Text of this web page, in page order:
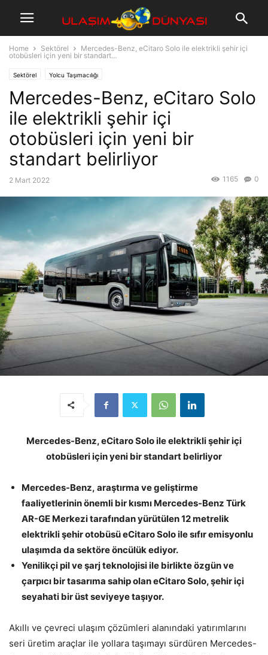
Home Sektörel
Mercedes-Benz, eCitaro Solo ile elektrikli şehir içi
otobüsleri için yeni bir standart...
Sektörel Yolcu Taşımacılığı
Mercedes-Benz, eCitaro Solo
ile elektrikli şehir içi
otobüsleri için yeni bir
standart belirliyor
2 Mart 2022 0
1165
Mercedes-Benz, eCitaro Solo ile elektriklişehir içi
otobüsleri için yeni bir standart belirliyor
Mercedes-Benz, araştırma ve geliştirme
faaliyetlerinin önemli bir kısmı Mercedes-Benz Türk
AR-GE Merkezi tarafından yürütülen 12 metrelik
elektriklişehir otobüsüeCitaro Solo ile sıfır emisyonlu
ulaşımda da sektöre öncülük ediyor.
Yenilikçi pil veşarj teknolojisi ile birlikte özgün ve
çarpıcı bir tasarıma sahip olan eCitaro Solo, şehir içi
seyahati bir üst seviyeye taşıyor.
Akıllı ve çevreci ulaşım çözümleri alanındaki yatırımlarını
seri üretim araçlar ile yollara taşımayı sürdüren Mercedes-